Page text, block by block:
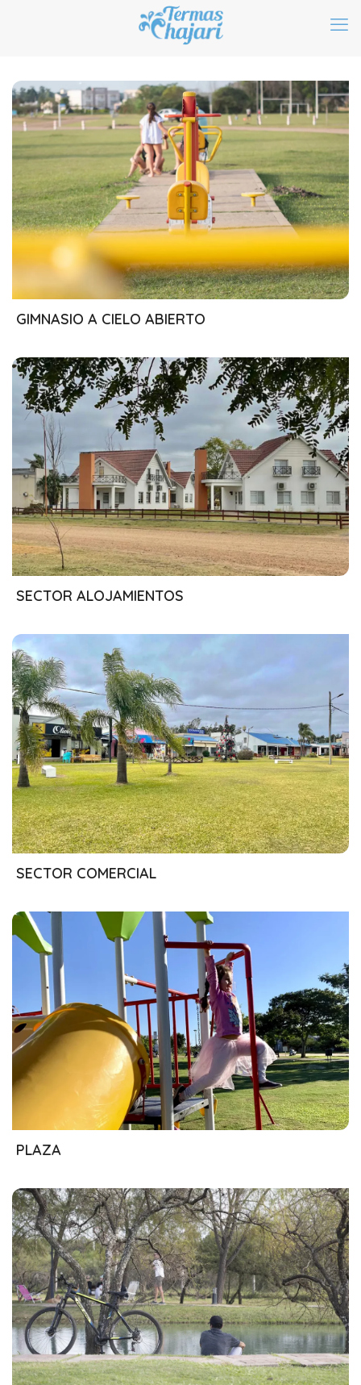
26/07/2024
GIMNASIO A CIELO ABIERTO
26/07/2024
SECTOR ALOJAMIENTOS
26/07/2024
SECTOR COMERCIAL
26/07/2024
PLAZA